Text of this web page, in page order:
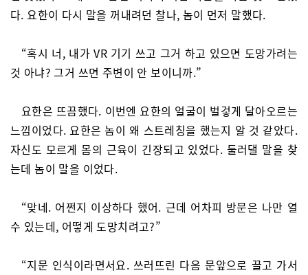
다. 요한이 다시 말을 꺼내려던 찰나, 놈이 먼저 말했다.
“혹시 너, 내가 VR 기기 쓰고 그거 하고 있으면 도망가려는
것 아냐? 그거 쓰면 주변이 안 보이니까.”
요한은 뜨끔했다. 이번엔 요한의 얼굴이 벌겋게 달아오르는
느낌이었다. 요한은 놈이 왜 스트레칭을 했는지 알 것 같았다.
자신도 모르게 몸의 근육이 긴장되고 있었다. 둘러댈 말을 찾
는데 놈이 말을 이었다.
“맞네. 어쩐지 이상하다 했어. 근데 어차피 방문은 나만 열
수 있는데, 어떻게 도망치려고?”
“지문 인식이라면서요. 쓰러뜨린 다음 문앞으로 끌고 가서